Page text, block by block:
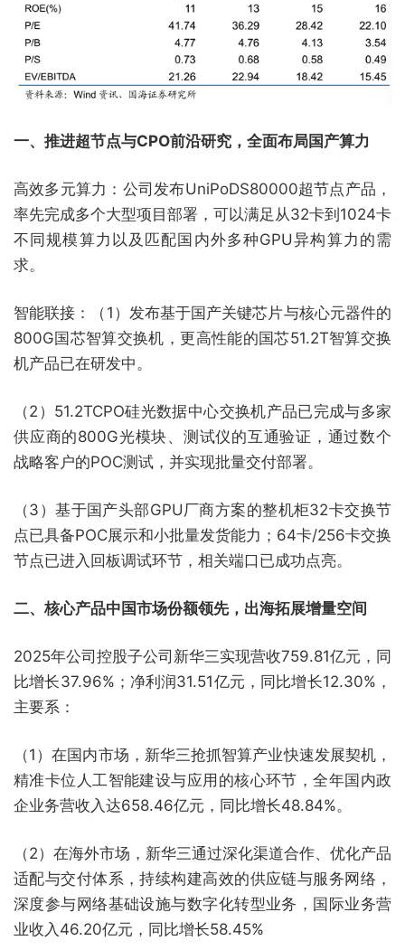
一、推进超节点与CPO前沿研究，全面布局国产算力
高效多元算力：公司发布UniPoDS80000超节点产品，
率先完成多个大型项目部署，可以满足从32卡到1024卡
不同规模算力以及匹配国内外多种GPU异构算力的需
求。
智能联接：（1）发布基于国产关键芯片与核心元器件的
800G国芯智算交换机，更高性能的国芯51.2T智算交换
机产品已在研发中。
（2）51.2TCPO硅光数据中心交换机产品已完成与多家
供应商的800G光模块、测试仪的互通验证，通过数个
战略客户的POC测试，并实现批量交付部署。
（3）基于国产头部GPU厂商方案的整机柜32卡交换节
点已具备POC展示和小批量发货能力；64卡/256卡交换
节点已进入回板调试环节，相关端口已成功点亮。
二、核心产品中国市场份额领先，出海拓展增量空间
2025年公司控股子公司新华三实现营收759.81亿元，同
比增长37.96%；净利润31.51亿元，同比增长12.30%，
主要系：
（1）在国内市场，新华三抢抓智算产业快速发展契机，
精准卡位人工智能建设与应用的核心环节，全年国内政
企业务营收入达658.46亿元，同比增长48.84%。
（2）在海外市场，新华三通过深化渠道合作、优化产品
适配与交付体系，持续构建高效的供应链与服务网络，
深度参与网络基础设施与数字化转型业务，国际业务营
业收入46.20亿元，同比增长58.45%